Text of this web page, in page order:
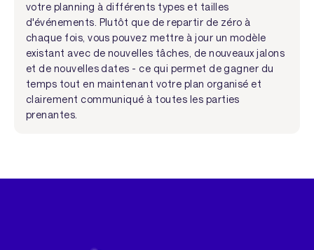
votre planning à différents types et tailles
d'événements. Plutôt que de repartir de zéro à
chaque fois, vous pouvez mettre à jour un modèle
existant avec de nouvelles tâches, de nouveaux jalons
et de nouvelles dates - ce qui permet de gagner du
temps tout en maintenant votre plan organisé et
clairement communiqué à toutes les parties
prenantes.